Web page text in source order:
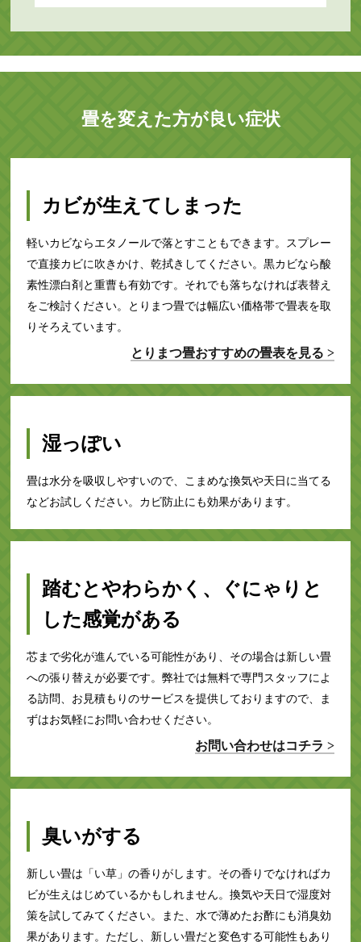
畳を変えた方が良い症状
カビが生えてしまった
軽いカビならエタノールで落とすこともできます。スプレー
で直接カビに吹きかけ、乾拭きしてください。黒カビなら酸
素性漂白剤と重曹も有効です。それでも落ちなければ表替え
をご検討ください。とりまつ畳では幅広い価格帯で畳表を取
りそろえています。
とりまつ畳おすすめの畳表を見る >
湿っぽい
畳は水分を吸収しやすいので、こまめな換気や天日に当てる
などお試しください。カビ防止にも効果があります。
踏むとやわらかく、ぐにゃりと
した感覚がある
芯まで劣化が進んでいる可能性があり、その場合は新しい畳
への張り替えが必要です。弊社では無料で専門スタッフによ
る訪問、お見積もりのサービスを提供しておりますので、ま
ずはお気軽にお問い合わせください。
お問い合わせはコチラ >
臭いがする
新しい畳は「い草」の香りがします。その香りでなければカ
ビが生えはじめているかもしれません。換気や天日で湿度対
策を試してみてください。また、水で薄めたお酢にも消臭効
果があります。ただし、新しい畳だと変色する可能性もあり